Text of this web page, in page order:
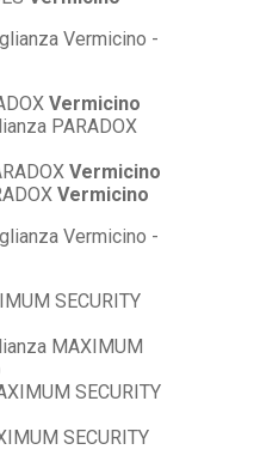
Vermicino
PARADOX
Vermicino
Vermicino
SECURITY
MAXIMUM
SECURITY
SECURITY